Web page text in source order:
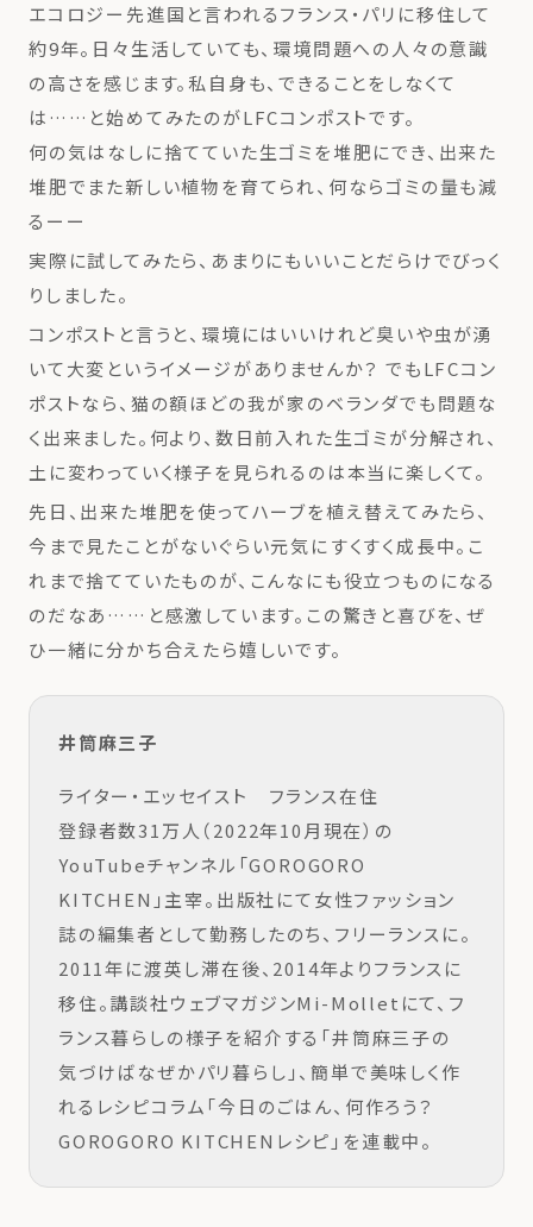
エコロジー先進国と言われるフランス・パリに移住して
約9年。日々生活していても、環境問題への人々の意識
の高さを感じます。私自身も、できることをしなくて
は……と始めてみたのがLFCコンポストです。
何の気はなしに捨てていた生ゴミを堆肥にでき、出来た
堆肥でまた新しい植物を育てられ、何ならゴミの量も減
るーー
実際に試してみたら、あまりにもいいことだらけでびっく
りしました。
コンポストと言うと、環境にはいいけれど臭いや虫が湧
いて大変というイメージがありませんか？ でもLFCコン
ポストなら、猫の額ほどの我が家のベランダでも問題な
く出来ました。何より、数日前入れた生ゴミが分解され、
土に変わっていく様子を見られるのは本当に楽しくて。
先日、出来た堆肥を使ってハーブを植え替えてみたら、
今まで見たことがないぐらい元気にすくすく成長中。こ
れまで捨てていたものが、こんなにも役立つものになる
のだなあ……と感激しています。この驚きと喜びを、ぜ
ひ一緒に分かち合えたら嬉しいです。
井筒麻三子
ライター・エッセイスト フランス在住
登録者数31万人（2022年10月現在）の
YouTubeチャンネル「GOROGORO
KITCHEN」主宰。出版社にて女性ファッション
誌の編集者として勤務したのち、フリーランスに。
2011年に渡英し滞在後、2014年よりフランスに
移住。講談社ウェブマガジンMi-Molletにて、フ
ランス暮らしの様子を紹介する「井筒麻三子の
気づけばなぜかパリ暮らし」、簡単で美味しく作
れるレシピコラム「今日のごはん、何作ろう？
GOROGORO KITCHENレシピ」を連載中。